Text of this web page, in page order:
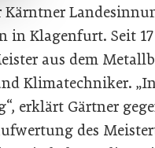
Kärntner
in Klagenfurt. Seit
aus dem
Klimatechniker.
erklärt Gärtner
des